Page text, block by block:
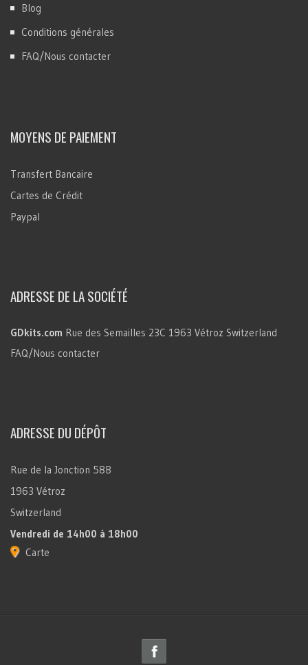
Blog
Conditions générales
FAQ/Nous contacter
MOYENS DE PAIEMENT
Transfert Bancaire
Cartes de Crédit
Paypal
ADRESSE DE LA SOCIÉTÉ
GDkits.com Rue des Semailles 23C 1963 Vétroz Switzerland
FAQ/Nous contacter
ADRESSE DU DÉPÔT
Rue de la Jonction 58B
1963 Vétroz
Switzerland
Vendredi de 14h00 à 18h00
Carte